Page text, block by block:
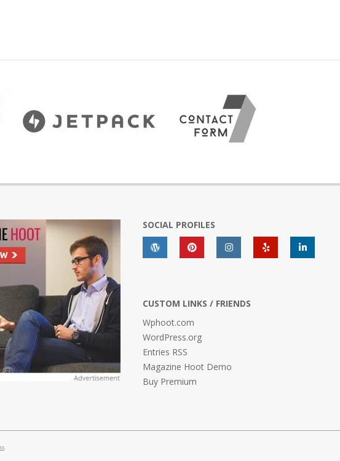
SOCIAL PROFILES
CUSTOM LINKS / FRIENDS
Wphoot.com
WordPress.org
Entries RSS
Magazine Hoot Demo
Buy Premium